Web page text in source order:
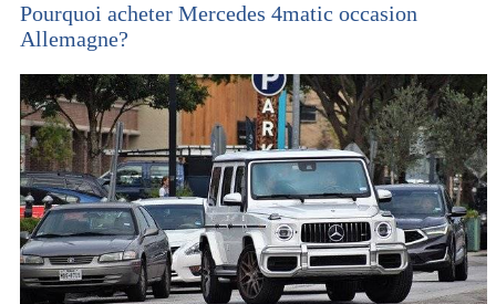
Pourquoi acheter Mercedes 4matic occasion
Allemagne?